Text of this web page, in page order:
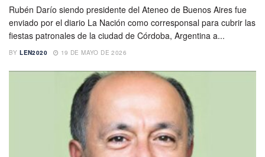
Rubén Darío siendo presidente del Ateneo de Buenos Aires fue
enviado por el diario La Nación como corresponsal para cubrir las
fiestas patronales de la ciudad de Córdoba, Argentina a...
BY LEN2020 19 DE MAYO DE 2026